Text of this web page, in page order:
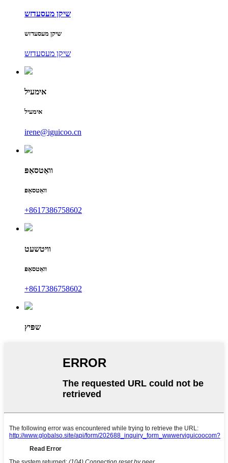
שיקן מעסעדזש
שיקן מעסעדזש
שיקן מעסעדזש
אימעיל
אימעיל
irene@iguicoo.cn
וואַטסאַפּ
וואַטסאַפּ
+8617386758602
וויטשעט
וואַטסאַפּ
+8617386758602
שפּיץ